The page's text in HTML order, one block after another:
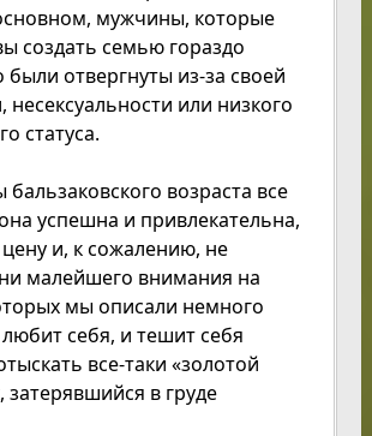
мужчины, которые
создать семью гораздо
отвергнуты из-за своей
несексуальности или низкого
статуса.
возраста все
успешна и привлекательна,
цену и, к сожалению, не
малейшего внимания на
мы описали немного
себя, и тешит себя
все-таки «золотой
затерявшийся в груде